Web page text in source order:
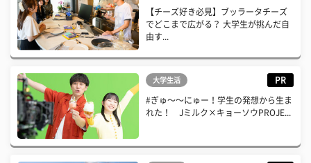
【チーズ好き必見】ブッラータチーズ
でどこまで広がる？ 大学生が挑んだ自
由す...
大学生活 PR
#ぎゅ〜〜にゅー！学生の発想から生ま
れた！ Jミルク×キョーソウPROJE...